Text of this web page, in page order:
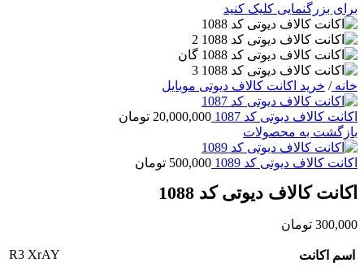
برای بزرگنمایی کلیک کنید
خانه/ خرید اکانت کالاف دیوتی موبایل
اکانت کالاف دیوتی کد 1087 20,000,000 تومان
بازگشت به محصولات
اکانت کالاف دیوتی کد 1089 500,000 تومان
اکانت کالاف دیوتی کد 1088
300,000 تومان
اسم اکانت R3 XrAY